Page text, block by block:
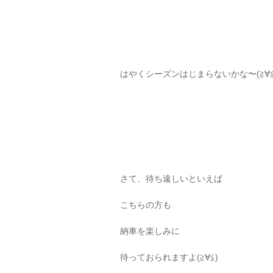
はやくシーズンはじまらないかな〜
さて、待ち遠しいといえば
こちらの方も
納車を楽しみに
待っておられますよ(≧∀≦)